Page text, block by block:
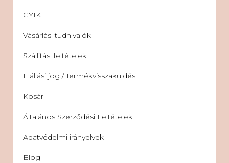
GYIK
Vásárlási tudnivalók
Szállítási feltételek
Elállási jog / Termékvisszaküldés
Kosár
Általános Szerződési Feltételek
Adatvédelmi irányelvek
Blog